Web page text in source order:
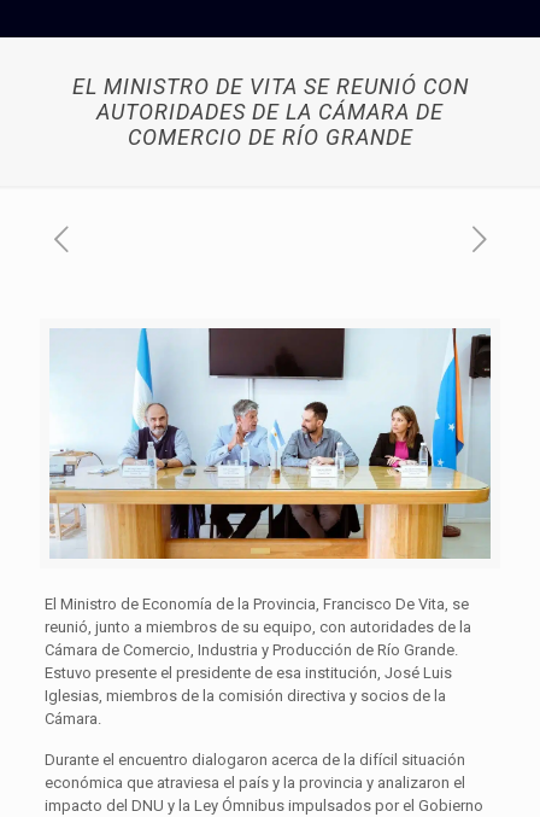
EL MINISTRO DE VITA SE REUNIÓ CON
AUTORIDADES DE LA CÁMARA DE
COMERCIO DE RÍO GRANDE
El Ministro de Economía de la Provincia, Francisco De Vita, se
reunió, junto a miembros de su equipo, con autoridades de la
Cámara de Comercio, Industria y Producción de Río Grande.
Estuvo presente el presidente de esa institución, José Luis
Iglesias, miembros de la comisión directiva y socios de la
Cámara.
Durante el encuentro dialogaron acerca de la difícil situación
económica que atraviesa el país y la provincia y analizaron el
impacto del DNU y la Ley Ómnibus impulsados por el Gobierno